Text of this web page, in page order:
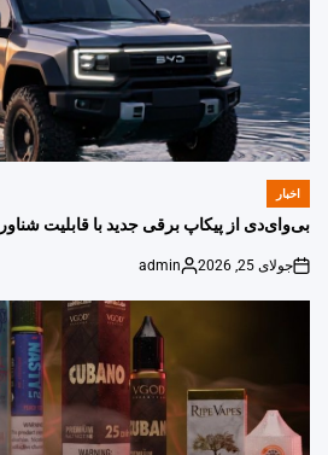
POSTED
اخبار
بی‌وای‌دی از پیکاپ برقی جدید با قابلیت
on
جولای 25, 2026
Posted
admin